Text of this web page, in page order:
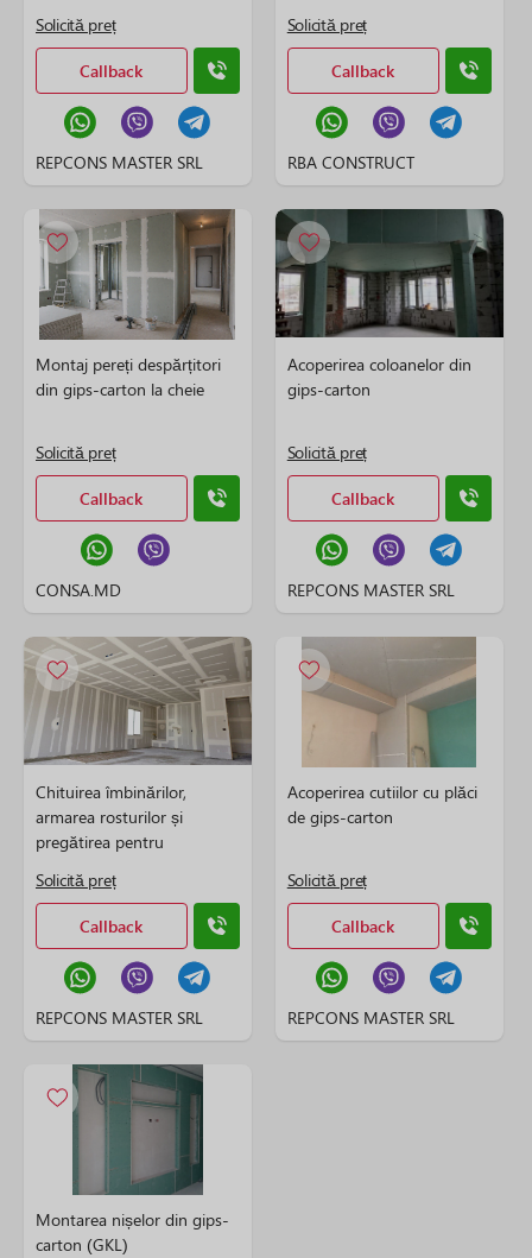
Solicită preț
Callback
REPCONS MASTER SRL
Solicită preț
Callback
RBA CONSTRUCT
Montaj pereți despărțitori
din gips-carton la cheie
Solicită preț
Callback
CONSA.MD
Acoperirea coloanelor din
gips-carton
Solicită preț
Callback
REPCONS MASTER SRL
Chituirea îmbinărilor,
armarea rosturilor și
pregătirea pentru
Solicită preț
Callback
REPCONS MASTER SRL
Acoperirea cutiilor cu plăci
de gips-carton
Solicită preț
Callback
REPCONS MASTER SRL
Montarea nișelor din gips-
carton (GKL)